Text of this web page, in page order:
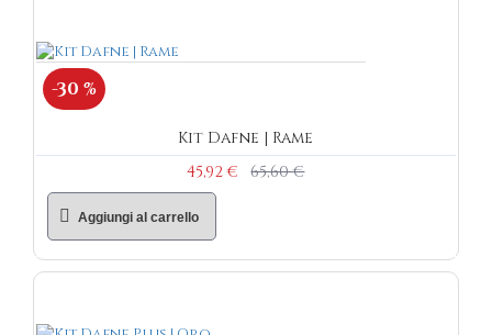
-30 %
Kit Dafne | Rame
45,92 €
65,60 €
Aggiungi al carrello